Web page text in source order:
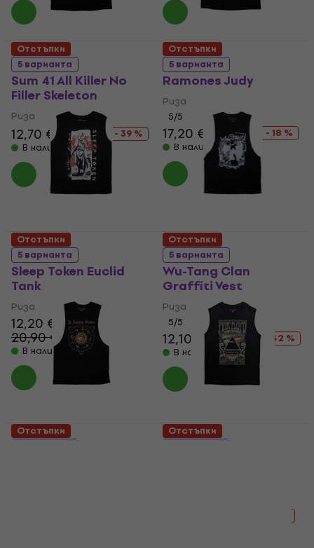
5 варианта
Sum 41 All Killer No
Filler Skeleton
Риза
12,70 € 20,90 €
- 39 %
В наличност
5 варианта
Ramones Judy
Риза
5/5
17,20 € 20,90 €
- 18 %
В наличност
Отстъпки
5 варианта
Sleep Token Euclid
Tank
Риза
12,20 €
20,90 €
- 42 %
В наличност
Отстъпки
5 варианта
Wu-Tang Clan
Graffiti Vest
Риза
5/5
12,10 € 20,90 €
- 42 %
В наличност
Отстъпки Отстъпки
Отстъпки Отстъпки